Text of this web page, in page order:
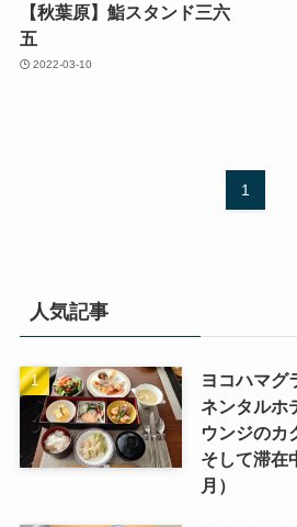
【秋葉原】鮨スタンド三六
五
2022-03-10
1
人気記事
ヨコハマグ
ネンタルホ
ウンジのカ
そして滞在
月）